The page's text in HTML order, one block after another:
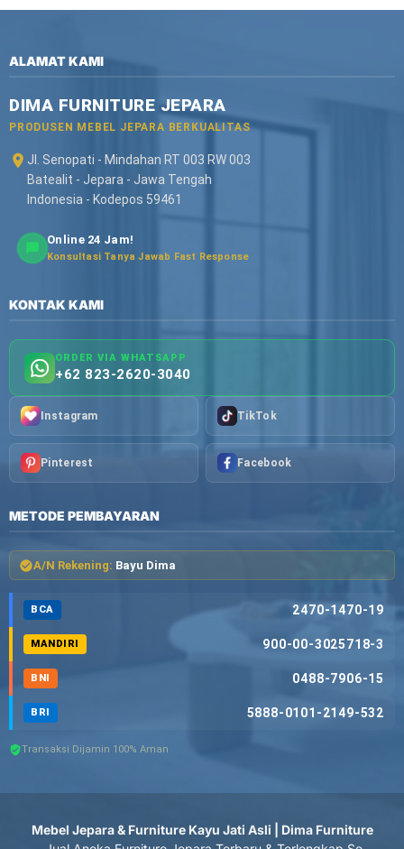
ALAMAT KAMI
DIMA FURNITURE JEPARA
PRODUSEN MEBEL JEPARA BERKUALITAS
Jl. Senopati - Mindahan RT 003 RW 003
Batealit - Jepara - Jawa Tengah
Indonesia - Kodepos 59461
Online 24 Jam!
Konsultasi Tanya Jawab Fast Response
KONTAK KAMI
ORDER VIA WHATSAPP
+62 823-2620-3040
Instagram TikTok
Pinterest Facebook
METODE PEMBAYARAN
A/N Rekening: Bayu Dima
BCA 2470-1470-19
MANDIRI 900-00-3025718-3
BNI 0488-7906-15
BRI 5888-0101-2149-532
Transaksi Dijamin 100% Aman
Mebel Jepara & Furniture Kayu Jati Asli | Dima Furniture